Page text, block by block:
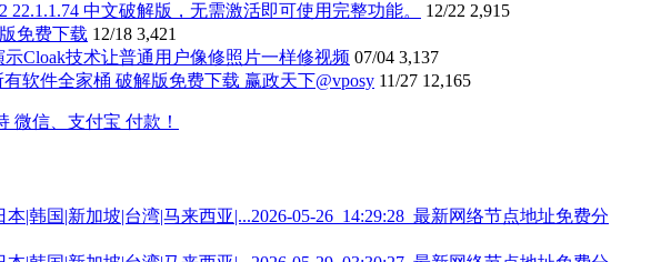
22.1.1.74 中文破解版，无需激活即可使用完整功能。
12/22 2,915
免费下载 12/18 3,421
Cloak技术让普通用户像修照片一样修视频 07/04 3,137
有软件全家桶 破解版免费下载 赢政天下@vposy 11/27 12,165
2026-05-26_14:29:28_最新网络节点地址免费分